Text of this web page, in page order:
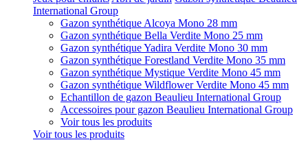
International Group
Gazon synthétique Alcoya Mono 28 mm
Gazon synthétique Bella Verdite Mono 25 mm
Gazon synthétique Yadira Verdite Mono 30 mm
Gazon synthétique Forestland Verdite Mono 35 mm
Gazon synthétique Mystique Verdite Mono 45 mm
Gazon synthétique Wildflower Verdite Mono 45 mm
Echantillon de gazon Beaulieu International Group
Accessoires pour gazon Beaulieu International Group
Voir tous les produits
Voir tous les produits